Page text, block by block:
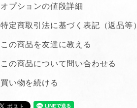
オプションの値段詳細
特定商取引法に基づく表記（返品等）
この商品を友達に教える
この商品について問い合わせる
買い物を続ける